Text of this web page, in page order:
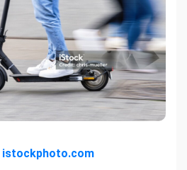
istockphoto.com